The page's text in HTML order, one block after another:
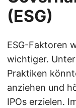
(ESG)
ESG-Faktoren
wichtiger.
Praktiken
anziehen und
IPOs erzielen.